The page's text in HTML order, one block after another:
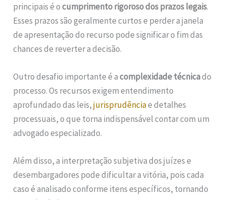
principais é ocumprimento rigoroso dos prazos legais.
Esses prazos são geralmente curtos e perder a janela
de apresentação do recurso pode significar o fim das
chances de reverter a decisão.
Outro desafio importante é acomplexidade técnicado
processo. Os recursos exigem entendimento
aprofundado das leis,jurisprudênciae detalhes
processuais, o que torna indispensável contar com um
advogado especializado.
Além disso, a interpretação subjetiva dos juízes e
desembargadores pode dificultar a vitória, pois cada
caso é analisado conforme itens específicos, tornando